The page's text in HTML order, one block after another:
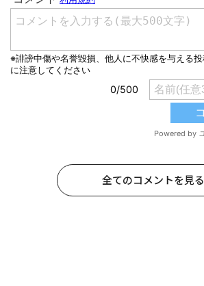
全てのコメントを見る